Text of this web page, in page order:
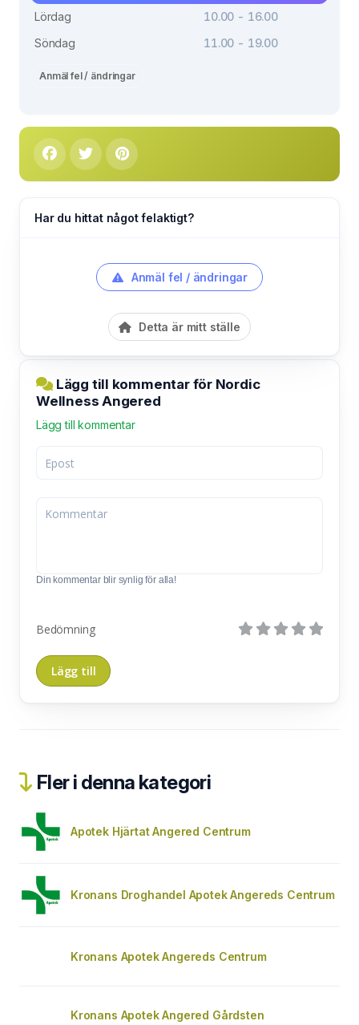
Lördag
10.00 - 16.00
Söndag
11.00 - 19.00
Anmäl fel / ändringar
Har du hittat något felaktigt?
Anmäl fel / ändringar
Detta är mitt ställe
Lägg till kommentar för Nordic
Wellness Angered
Lägg till kommentar
Din kommentar blir synlig för alla!
Bedömning
Fler i denna kategori
Apotek Hjärtat Angered Centrum
Kronans Droghandel Apotek Angereds Centrum
Kronans Apotek Angereds Centrum
Kronans Apotek Angered Gårdsten